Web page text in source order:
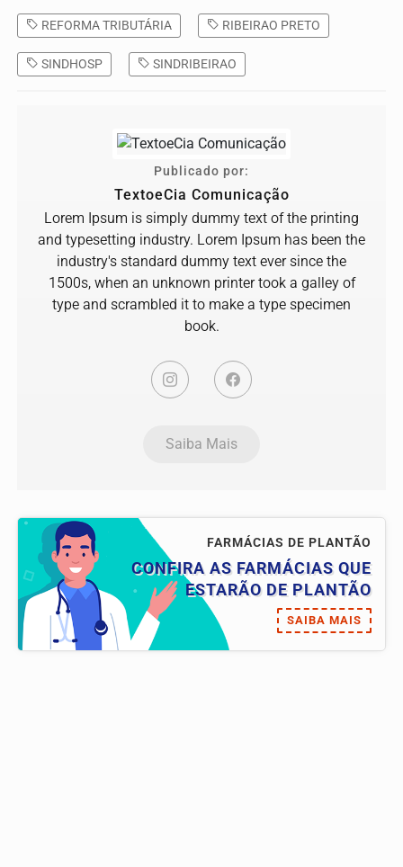
REFORMA TRIBUTÁRIA RIBEIRAO PRETO
SINDHOSP SINDRIBEIRAO
Publicado por:
TextoeCia Comunicação
Lorem Ipsum is simply dummy text of the printing
and typesetting industry. Lorem Ipsum has been the
industry's standard dummy text ever since the
1500s, when an unknown printer took a galley of
type and scrambled it to make a type specimen
book.
Saiba Mais
FARMÁCIAS DE PLANTÃO
CONFIRA AS FARMÁCIAS QUE
ESTARÃO DE PLANTÃO
SAIBA MAIS